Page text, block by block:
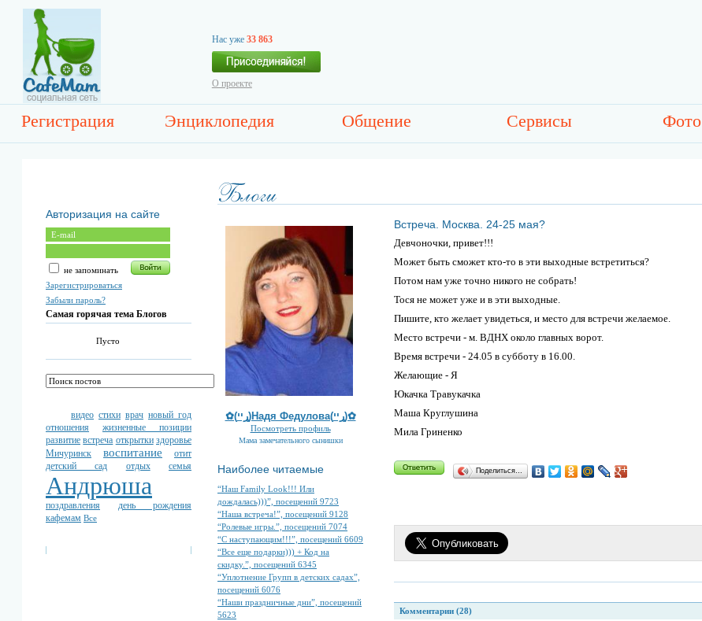
Нас уже 33 863
О проекте
Регистрация Энциклопедия Общение Сервисы Фото
Авторизация на сайте
не запоминать
Зарегистрироваться
Забыли пароль?
Самая горячая тема Блогов
Пусто
видео стихи врач новый год
отношения
жизненные позиции
развитие встреча открытки здоровье
Мичуринск
воспитание
отит
детский сад
отдых семья
Андрюша
поздравления
день рождения
кафемам Все
✿(ړײ)Надя Федулова(ړײ)✿
Посмотреть профиль
Мама замечательного сынишки
Наиболее читаемые
“Наш Family Look!!! Или
дождалась)))”, посещений 9723
“Наша встреча!”, посещений 9128
“Ролевые игры.”, посещений 7074
“С наступающим!!!”, посещений 6609
“Все еще подарки))) + Код на
скидку.”, посещений 6345
“Уплотнение Групп в детских садах”,
посещений 6076
“Наши праздничные дни”, посещений
5623
Встреча. Москва. 24-25 мая?
Девчоночки, привет!!!
Может быть сможет кто-то в эти выходные встретиться?
Потом нам уже точно никого не собрать!
Тося не может уже и в эти выходные.
Пишите, кто желает увидеться, и место для встречи желаемое.
Место встречи - м. ВДНХ около главных ворот.
Время встречи - 24.05 в субботу в 16.00.
Желающие - Я
Юкачка Травукачка
Маша Круглушина
Мила Гриненко
Поделиться…
Комментарии (28)